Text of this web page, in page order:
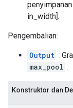
in_width].
Pengembalian:
Output :
max_pool .
Konstruktor dan